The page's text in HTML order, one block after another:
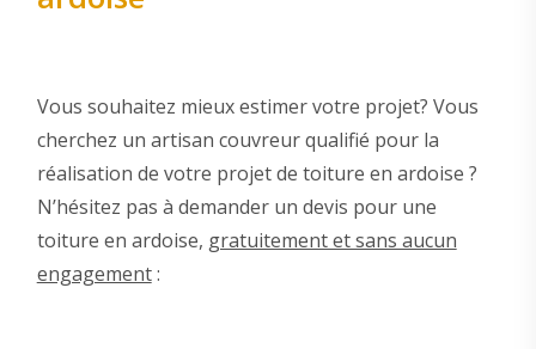
Vous souhaitez mieux estimer votre projet? Vous
cherchez un artisan couvreur qualifié pour la
réalisation de votre projet de toiture en ardoise ?
N’hésitez pas à demander un devis pour une
toiture en ardoise, gratuitement et sans aucun
engagement: